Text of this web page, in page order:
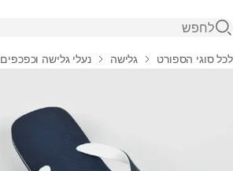
פתיחת חיפוש
בית
לכל סוגי הספורט גלישה נעלי גלישה וכפכפים